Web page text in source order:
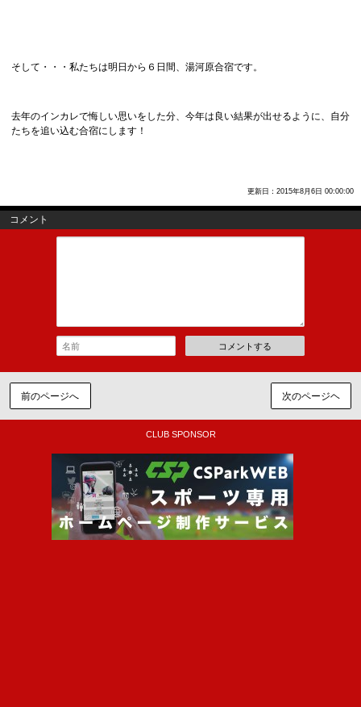
そして・・・私たちは明日から６日間、湯河原合宿です。
去年のインカレで悔しい思いをした分、今年は良い結果が出せるように、自分
たちを追い込む合宿にします！
更新日：2015年8月6日 00:00:00
コメント
コメントする
前のページへ 次のページヘ
CLUB SPONSOR